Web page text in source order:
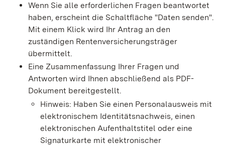
Wenn Sie alle erforderlichen Fragen beantwortet
haben, erscheint die Schaltfläche "Daten senden".
Mit einem Klick wird Ihr Antrag an den
zuständigen Rentenversicherungsträger
übermittelt.
Eine Zusammenfassung Ihrer Fragen und
Antworten wird Ihnen abschließend als PDF-
Dokument bereitgestellt.
Hinweis: Haben Sie einen Personalausweis mit
elektronischem Identitätsnachweis, einen
elektronischen Aufenthaltstitel oder eine
Signaturkarte mit elektronischer